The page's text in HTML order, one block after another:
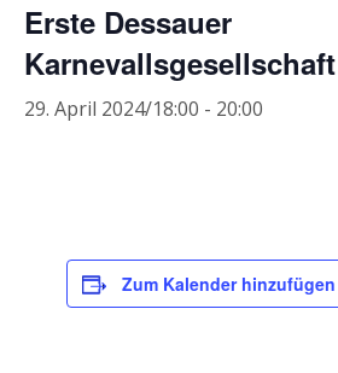
Erste Dessauer
Karnevallsgesellschaft
29. April 2024/18:00 - 20:00
Zum Kalender hinzufügen